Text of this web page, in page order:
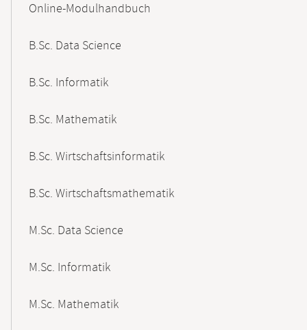
NavigationOnline-Modulhandbuch
B.Sc. Data Science
B.Sc. Informatik
B.Sc. Mathematik
B.Sc. Wirtschaftsinformatik
B.Sc. Wirtschaftsmathematik
M.Sc. Data Science
M.Sc. Informatik
M.Sc. Mathematik